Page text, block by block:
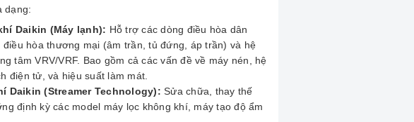
dạng:
Daikin (Máy lạnh): Hỗ trợ các dòng điều hòa dân
hòa thương mại (âm trần, tủ đứng, áp trần) và hệ
tâm VRV/VRF. Bao gồm cả các vấn đề về máy nén, hệ
điện tử, và hiệu suất làm mát.
Daikin (Streamer Technology): Sửa chữa, thay thế
định kỳ các model máy lọc không khí, máy tạo độ ẩm